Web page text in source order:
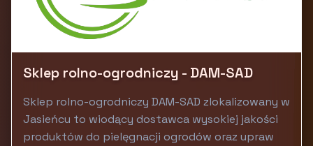
Sklep rolno-ogrodniczy - DAM-SAD
Sklep rolno-ogrodniczy DAM-SAD zlokalizowany w
Jasieńcu to wiodący dostawca wysokiej jakości
produktów do pielęgnacji ogrodów oraz upraw